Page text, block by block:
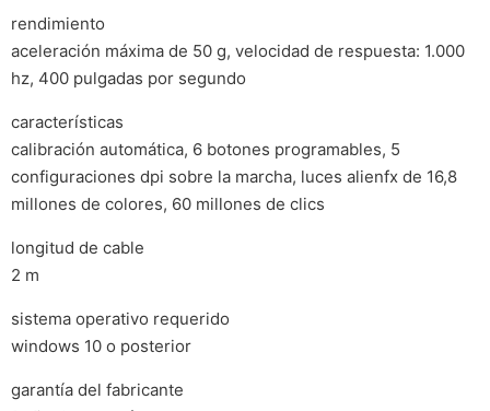
rendimiento
aceleración máxima de 50 g, velocidad de respuesta: 1.000
hz, 400 pulgadas por segundo
características
calibración automática, 6 botones programables, 5
configuraciones dpi sobre la marcha, luces alienfx de 16,8
millones de colores, 60 millones de clics
longitud de cable
2 m
sistema operativo requerido
windows 10 o posterior
garantía del fabricante